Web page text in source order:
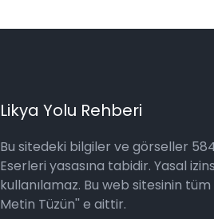
Likya Yolu Rehberi
Bu sitedeki bilgiler ve görseller
Eserleri yasasına tabidir. Yasal
kullanılamaz. Bu web sitesinin
Metin Tüzün'' e aittir.